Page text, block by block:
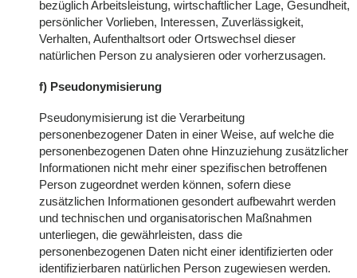
bezüglich Arbeitsleistung, wirtschaftlicher Lage, Gesundheit,
persönlicher Vorlieben, Interessen, Zuverlässigkeit,
Verhalten, Aufenthaltsort oder Ortswechsel dieser
natürlichen Person zu analysieren oder vorherzusagen.
f) Pseudonymisierung
Pseudonymisierung ist die Verarbeitung
personenbezogener Daten in einer Weise, auf welche die
personenbezogenen Daten ohne Hinzuziehung zusätzlicher
Informationen nicht mehr einer spezifischen betroffenen
Person zugeordnet werden können, sofern diese
zusätzlichen Informationen gesondert aufbewahrt werden
und technischen und organisatorischen Maßnahmen
unterliegen, die gewährleisten, dass die
personenbezogenen Daten nicht einer identifizierten oder
identifizierbaren natürlichen Person zugewiesen werden.